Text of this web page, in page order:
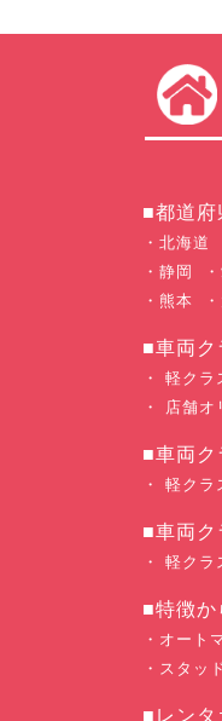
■都道府
北海道
静岡
熊本
■車両ク
軽クラ
店舗オ
■車両ク
軽クラ
■車両ク
軽クラ
■特徴か
オート
スタッ
■レンタ